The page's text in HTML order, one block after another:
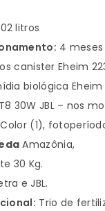
litros
4 meses
canister Eheim
biológica Eheim
30W JBL – nos
(1),
Amazônia,
30 Kg.
e JBL.
Trio de